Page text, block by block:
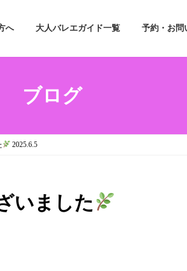
へ 大人バレエガイド一覧 予約・お問
ブログ
2025.6.5
いました